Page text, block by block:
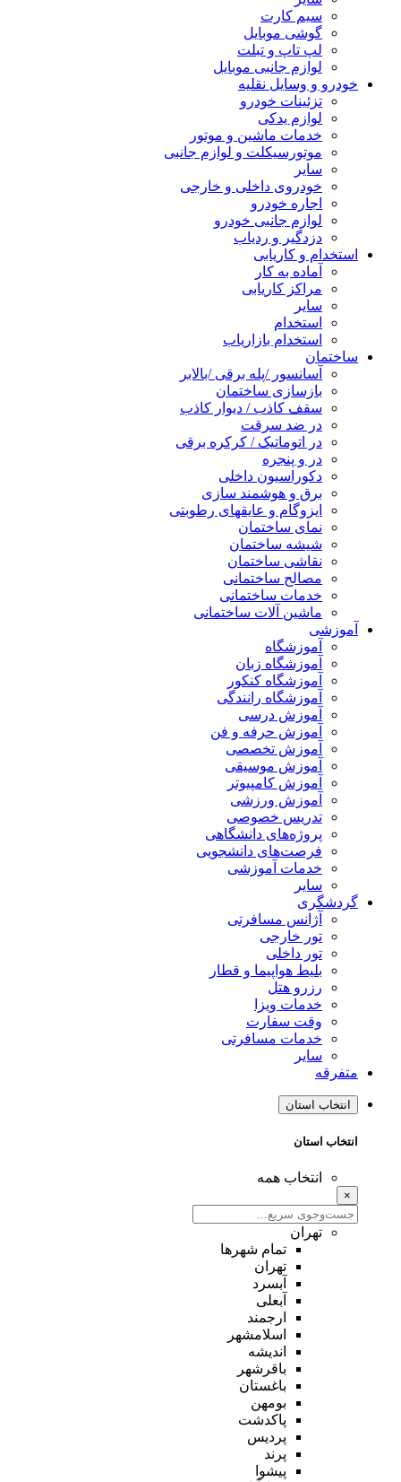
سیم کارت
گوشی موبایل
لپ تاپ و تبلت
لوازم جانبی موبایل
خودرو و وسایل نقلیه
تزئینات خودرو
لوازم یدکی
خدمات ماشین و موتور
موتورسیکلت و لوازم جانبی
سایر
خودروی داخلی و خارجی
اجاره خودرو
لوازم جانبی خودرو
دزدگیر و ردیاب
استخدام و کاریابی
آماده به کار
مراکز کاریابی
سایر
استخدام
استخدام بازاریاب
ساختمان
آسانسور /پله برقی /بالابر
بازسازی ساختمان
سقف کاذب / دیوار کاذب
در ضد سرقت
در اتوماتیک / کرکره برقی
در و پنجره
دکوراسیون داخلی
برق و هوشمند سازی
ایزوگام و عایقهای رطوبتی
نمای ساختمان
شیشه ساختمان
نقاشی ساختمان
مصالح ساختمانی
خدمات ساختمانی
ماشین آلات ساختمانی
آموزشی
آموزشگاه
آموزشگاه زبان
آموزشگاه کنکور
آموزشگاه رانندگی
آموزش درسی
آموزش حرفه و فن
آموزش تخصصی
آموزش موسیقی
آموزش کامپیوتر
آموزش ورزشی
تدریس خصوصی
پروژه‌های دانشگاهی
فرصت‌های دانشجویی
خدمات آموزشی
سایر
گردشگری
آژانس مسافرتی
تور خارجی
تور داخلی
بلیط هواپیما و قطار
رزرو هتل
خدمات ویزا
وقت سفارت
خدمات مسافرتی
سایر
متفرقه
انتخاب استان
انتخاب استان
انتخاب همه
×
تهران
تمام شهر‌ها
تهران
آبسرد
آبعلی
ارجمند
اسلامشهر
اندیشه
باقرشهر
باغستان
بومهن
پاکدشت
پردیس
پرند
پیشوا